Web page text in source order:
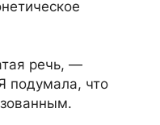
речь, —
подумала, что